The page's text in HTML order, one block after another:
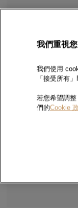
2023香
坊︰《
2023香港科學節-
獲頒「卓
我們重視
我們使用
「接受所有
若您希望調
們的Cookie